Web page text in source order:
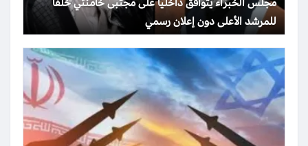
للمرشد الأعلى دون إعلان رسمي